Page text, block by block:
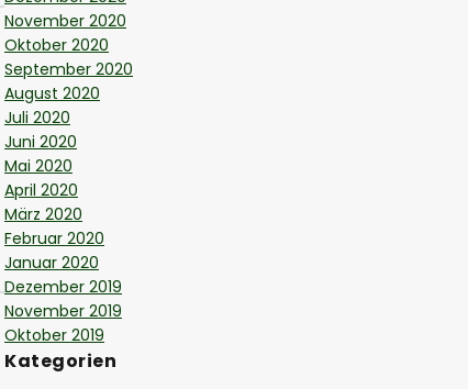
November 2020
Oktober 2020
September 2020
August 2020
Juli 2020
Juni 2020
Mai 2020
April 2020
März 2020
Februar 2020
Januar 2020
Dezember 2019
November 2019
Oktober 2019
Kategorien